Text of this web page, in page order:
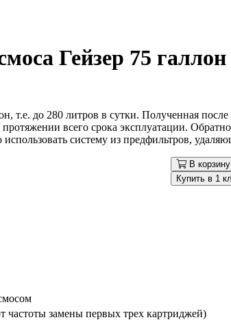
Гейзер 75 галлон
т.е. до 280 литров в сутки. Полученная
всего срока эксплуатации.
систему из предфильтров,
В корзину
Купить в 1
частоты замены первых трех картриджей)